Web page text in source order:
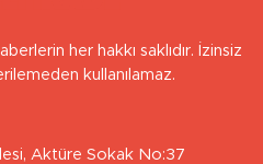
her hakkı saklıdır. İzinsiz
kullanılamaz.
Aktüre Sokak No:37